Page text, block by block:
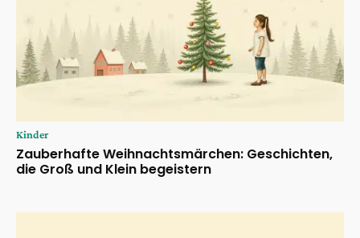
Kinder
Zauberhafte Weihnachtsmärchen: Geschichten,
die Groß und Klein begeistern